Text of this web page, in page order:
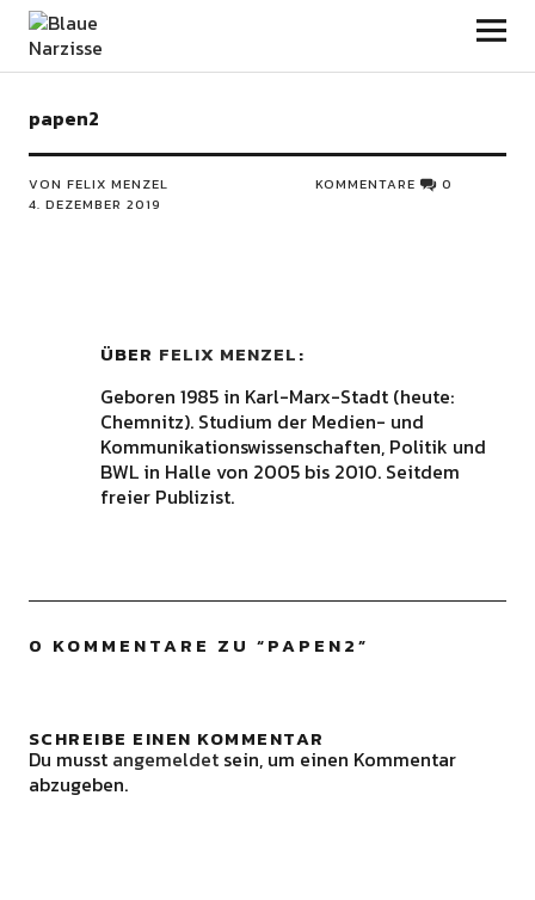
Blaue Narzisse
papen2
VON FELIX MENZEL
4. DEZEMBER 2019
KOMMENTARE 0
ÜBER FELIX MENZEL
Geboren 1985 in Karl-Marx-Stadt (heute:
Chemnitz). Studium der Medien- und
Kommunikationswissenschaften, Politik und
BWL in Halle von 2005 bis 2010. Seitdem
freier Publizist.
0 KOMMENTARE ZU “PAPEN2”
SCHREIBE EINEN KOMMENTAR
Du musst angemeldetsein, um einen Kommentar
abzugeben.